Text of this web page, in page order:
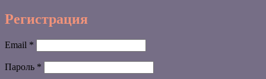
Регистрация
Email *
Пароль *